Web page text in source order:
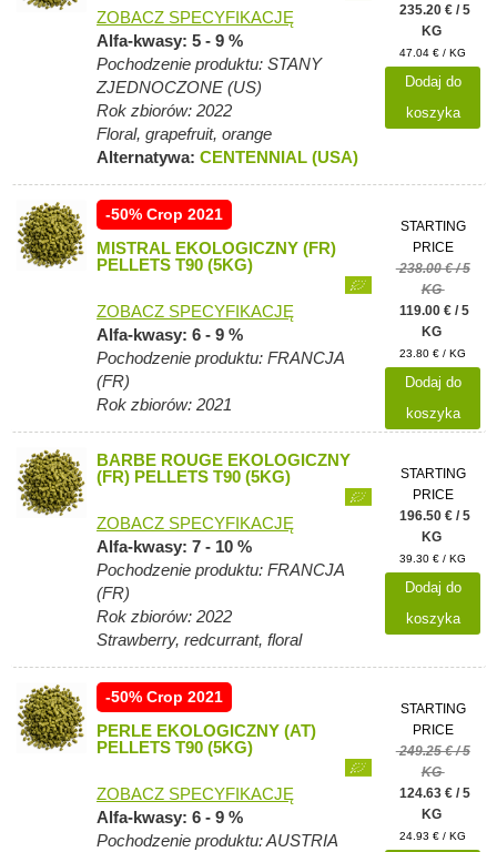
ZOBACZ SPECYFIKACJĘ
Alfa-kwasy: 5 - 9 %
Pochodzenie produktu: STANY
ZJEDNOCZONE (US)
Rok zbiorów: 2022
Floral, grapefruit, orange
Alternatywa: CENTENNIAL (USA)
235.20 € / 5
KG
47.04 € / KG
Dodaj do
koszyka
-50% Crop 2021
MISTRAL EKOLOGICZNY (FR)
PELLETS T90 (5KG)
ZOBACZ SPECYFIKACJĘ
Alfa-kwasy: 6 - 9 %
Pochodzenie produktu: FRANCJA
(FR)
Rok zbiorów: 2021
STARTING
PRICE
238.00 € / 5
KG
119.00 € / 5
KG
23.80 € / KG
Dodaj do
koszyka
BARBE ROUGE EKOLOGICZNY
(FR) PELLETS T90 (5KG)
ZOBACZ SPECYFIKACJĘ
Alfa-kwasy: 7 - 10 %
Pochodzenie produktu: FRANCJA
(FR)
Rok zbiorów: 2022
Strawberry, redcurrant, floral
STARTING
PRICE
196.50 € / 5
KG
39.30 € / KG
Dodaj do
koszyka
-50% Crop 2021
PERLE EKOLOGICZNY (AT)
PELLETS T90 (5KG)
ZOBACZ SPECYFIKACJĘ
Alfa-kwasy: 6 - 9 %
Pochodzenie produktu: AUSTRIA
STARTING
PRICE
249.25 € / 5
KG
124.63 € / 5
KG
24.93 € / KG